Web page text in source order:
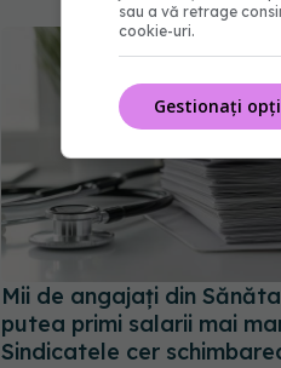
Mii de angajați din
putea primi salarii mai
Sindicatele cer
sau a vă retrage
cookie-uri.
Gestionați